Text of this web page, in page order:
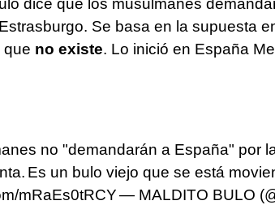
dice que los musulmanes
Se basa en la supuesta
que no existe. Lo inició en España
no "demandarán a España" por
Es un bulo viejo que se está
mRaEs0tRCY — MALDITO BULO